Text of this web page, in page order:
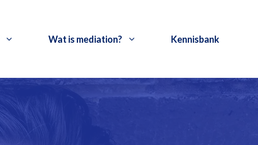
Wat is mediation? Kennisbank